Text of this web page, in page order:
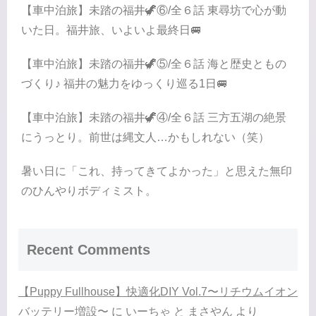
【車中泊旅】未踏の福井🦖⑥/全６話 東尋坊で心が動
いた日。福井旅、いよいよ最終日🚐
【車中泊旅】未踏の福井🦖⑤/全６話 海と歴史ともの
づくり♪ 福井の魅力をゆっくり巡る1日🚐
【車中泊旅】未踏の福井🦖④/全６話 三方五湖の絶景
にうっとり。前世は縄文人…かもしれない（笑）
暑い日に「これ、持ってきてよかった」と思えた無印
のひんやりボディミスト。
Recent Comments
【Puppy Fullhouse】快適化DIY Vol.7〜リチウムイオン
バッテリー増設〜 に いーちゃ と まさやん より